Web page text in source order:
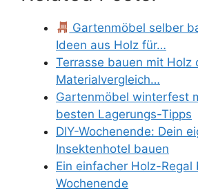
Gartenmöbel selber
Ideen aus Holz für…
Terrasse bauen mit Holz
Materialvergleich…
Gartenmöbel winterfest
besten Lagerungs-Tipps
DIY-Wochenende: Dein
Insektenhotel bauen
Ein einfacher Holz-Regal
Wochenende